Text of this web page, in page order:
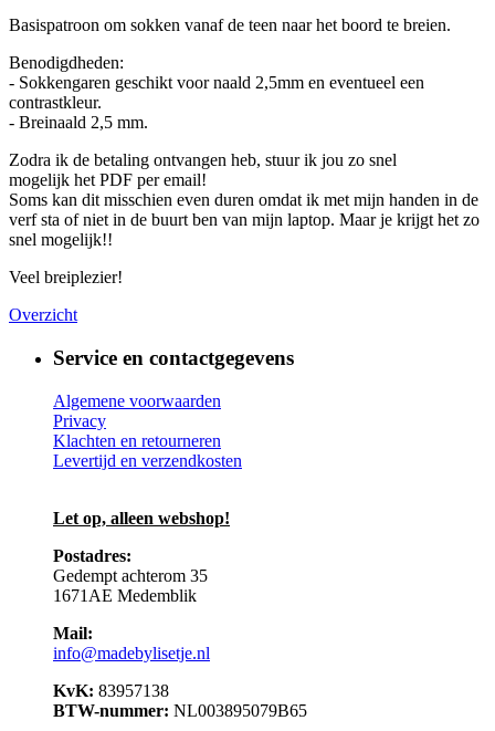
Basispatroon om sokken vanaf de teen naar het boord te breien.
Benodigdheden:
- Sokkengaren geschikt voor naald 2,5mm en eventueel een
contrastkleur.
- Breinaald 2,5 mm.
Zodra ik de betaling ontvangen heb, stuur ik jou zo snel
mogelijk het PDF per email!
Soms kan dit misschien even duren omdat ik met mijn handen in de
verf sta of niet in de buurt ben van mijn laptop. Maar je krijgt het zo
snel mogelijk!!
Veel breiplezier!
Overzicht
Service en contactgegevens
Algemene voorwaarden
Privacy
Klachten en retourneren
Levertijd en verzendkosten
Let op, alleen webshop!
Postadres:
Gedempt achterom 35
1671AE Medemblik
Mail:
info@madebylisetje.nl
KvK: 83957138
BTW-nummer: NL003895079B65